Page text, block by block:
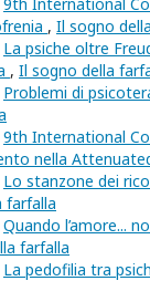
, Il sogno
La psiche oltre
, Il sogno della
Problemi di
9th International
nella
Lo stanzone dei
farfalla
Quando l’amore...
farfalla
La pedofilia tra